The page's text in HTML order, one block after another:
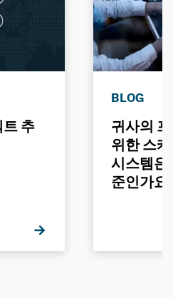
트 추
BLOG
귀사의
위한 스
시스템은
준인가요